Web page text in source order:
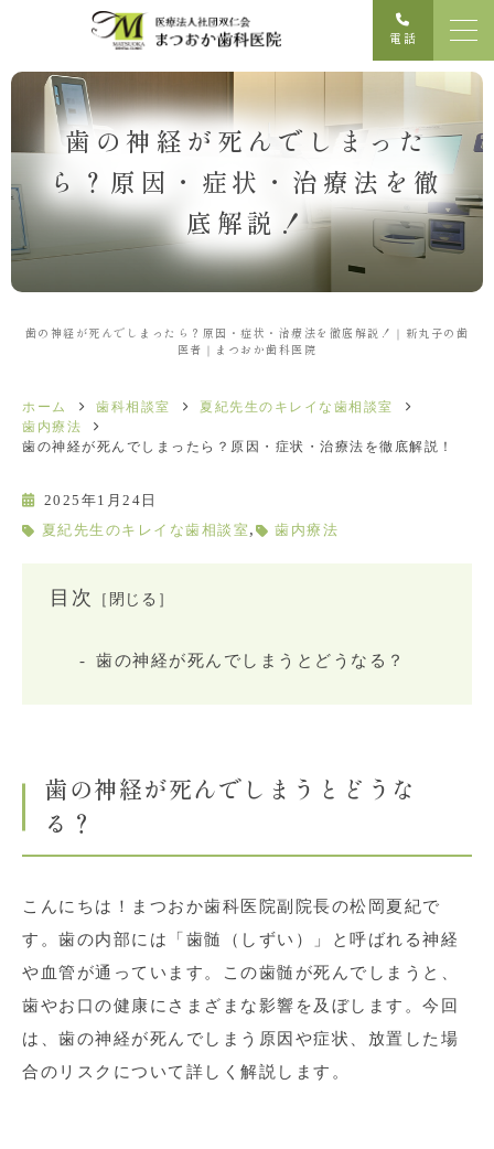
電話
歯の神経が死んでしまった
ら？原因・症状・治療法を徹
底解説！
歯の神経が死んでしまったら？原因・症状・治療法を徹底解説！｜新丸子の歯
医者｜まつおか歯科医院
ホーム 歯科相談室
夏紀先生のキレイな歯相談室
歯内療法
歯の神経が死んでしまったら？原因・症状・治療法を徹底解説！
2025年1月24日
夏紀先生のキレイな歯相談室 , 歯内療法
目次 ［閉じる］
歯の神経が死んでしまうとどうなる？
歯の神経が死んでしまうとどうな
る？
こんにちは！まつおか歯科医院副院長の松岡夏紀で
す。歯の内部には「歯髄（しずい）」と呼ばれる神経
や血管が通っています。この歯髄が死んでしまうと、
歯やお口の健康にさまざまな影響を及ぼします。今回
は、歯の神経が死んでしまう原因や症状、放置した場
合のリスクについて詳しく解説します。